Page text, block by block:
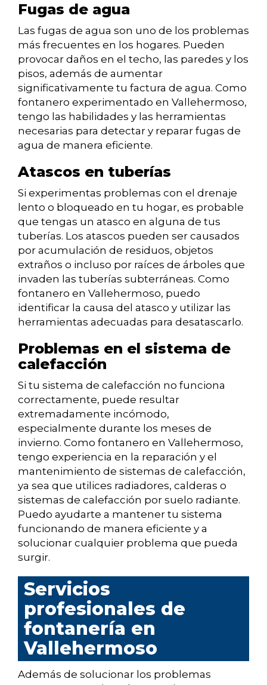
Fugas de agua
Las fugas de agua son uno de los problemas
más frecuentes en los hogares. Pueden
provocar daños en el techo, las paredes y los
pisos, además de aumentar
significativamente tu factura de agua. Como
fontanero experimentado en Vallehermoso,
tengo las habilidades y las herramientas
necesarias para detectar y reparar fugas de
agua de manera eficiente.
Atascos en tuberías
Si experimentas problemas con el drenaje
lento o bloqueado en tu hogar, es probable
que tengas un atasco en alguna de tus
tuberías. Los atascos pueden ser causados
por acumulación de residuos, objetos
extraños o incluso por raíces de árboles que
invaden las tuberías subterráneas. Como
fontanero en Vallehermoso, puedo
identificar la causa del atasco y utilizar las
herramientas adecuadas para desatascarlo.
Problemas en el sistema de
calefacción
Si tu sistema de calefacción no funciona
correctamente, puede resultar
extremadamente incómodo,
especialmente durante los meses de
invierno. Como fontanero en Vallehermoso,
tengo experiencia en la reparación y el
mantenimiento de sistemas de calefacción,
ya sea que utilices radiadores, calderas o
sistemas de calefacción por suelo radiante.
Puedo ayudarte a mantener tu sistema
funcionando de manera eficiente y a
solucionar cualquier problema que pueda
surgir.
Servicios
profesionales de
fontanería en
Vallehermoso
Además de solucionar los problemas